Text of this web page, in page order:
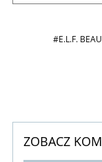
#E.L.F.
ZOBACZ